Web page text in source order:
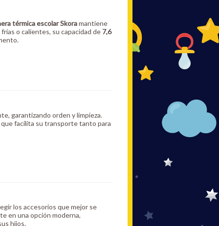
térmica escolar Skoramantiene
o calientes, su capacidad de 7,6
garantizando orden y limpieza.
que facilita su transporte tanto para
los accesorios que mejor se
en una opción moderna,
hijos.